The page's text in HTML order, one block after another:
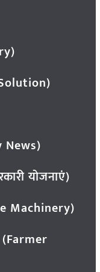
News)
योजनाएं)
Machinery)
(Farmer